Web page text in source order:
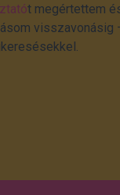
t megértettem